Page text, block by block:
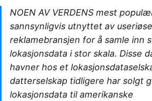
NOEN AV VERDENS mest
sannsynligvis utnyttet av
reklamebransjen for å samle inn
lokasjonsdata i stor skala. Disse
havner hos et
datterselskap tidligere har solgt
lokasjonsdata til amerikanske